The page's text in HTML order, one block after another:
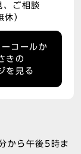
、ご相談
）
コールか
きの
を見る
から午後5時ま